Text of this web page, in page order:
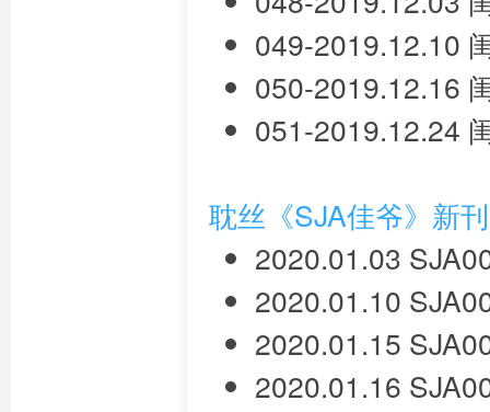
049-2019.12.10
050-2019.12.16
051-2019.12.24
耽丝《SJA佳爷》新
2020.01.03
2020.01.10
2020.01.15
2020.01.16